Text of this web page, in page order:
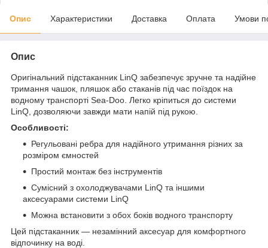
Опис Характеристики Доставка Оплата Умови
Опис
Оригінальний підстаканник LinQ забезпечує зручне та надійне
тримання чашок, пляшок або стаканів під час поїздок на
водному транспорті Sea-Doo. Легко кріпиться до системи
LinQ, дозволяючи завжди мати напій під рукою.
Особливості:
Регульовані ребра для надійного утримання різних за
розміром ємностей
Простий монтаж без інструментів
Сумісний з охолоджувачами LinQ та іншими
аксесуарами системи LinQ
Можна встановити з обох боків водного транспорту
Цей підстаканник — незамінний аксесуар для комфортного
відпочинку на воді.